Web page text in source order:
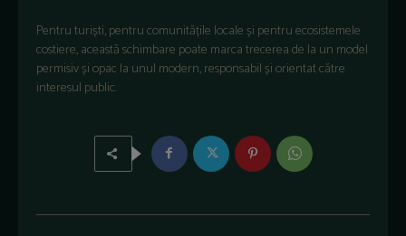
Pentru turiști, pentru comunitățile locale și pentru ecosistemele
costiere, această schimbare poate marca trecerea de la un model
permisiv și opac la unul modern, responsabil și orientat către
interesul public.